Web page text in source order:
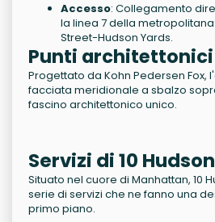
Accesso: Collegamento
la linea 7 della
Street-Hudson Yards.
Punti
Progettato da Kohn Pedersen Fox,
facciata meridionale a sbalzo
fascino architettonico unico.
Servizi di 10
Situato nel cuore di Manhattan, 10
serie di servizi che ne fanno una
primo piano.